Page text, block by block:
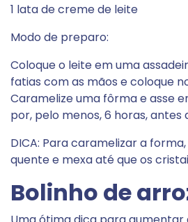
1 lata de creme de leite
Modo de preparo:
Coloque o leite em uma
fatias com as mãos e coloque
Caramelize uma fôrma e asse
por, pelo menos, 6 horas, antes
DICA: Para caramelizar a
quente e mexa até que os
Bolinho de